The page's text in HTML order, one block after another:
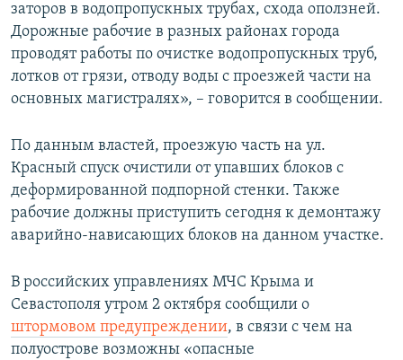
заторов в водопропускных трубах, схода оползней.
Дорожные рабочие в разных районах города
проводят работы по очистке водопропускных труб,
лотков от грязи, отводу воды с проезжей части на
основных магистралях», – говорится в сообщении.
По данным властей, проезжую часть на ул.
Красный спуск очистили от упавших блоков с
деформированной подпорной стенки. Также
рабочие должны приступить сегодня к демонтажу
аварийно-нависающих блоков на данном участке.
В российских управлениях МЧС Крыма и
Севастополя утром 2 октября сообщили о
штормовом предупреждении, в связи с чем на
полуострове возможны «опасные